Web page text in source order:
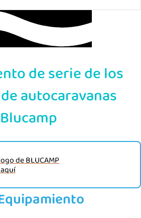
de serie de los
autocaravanas
Blucamp
de BLUCAMP